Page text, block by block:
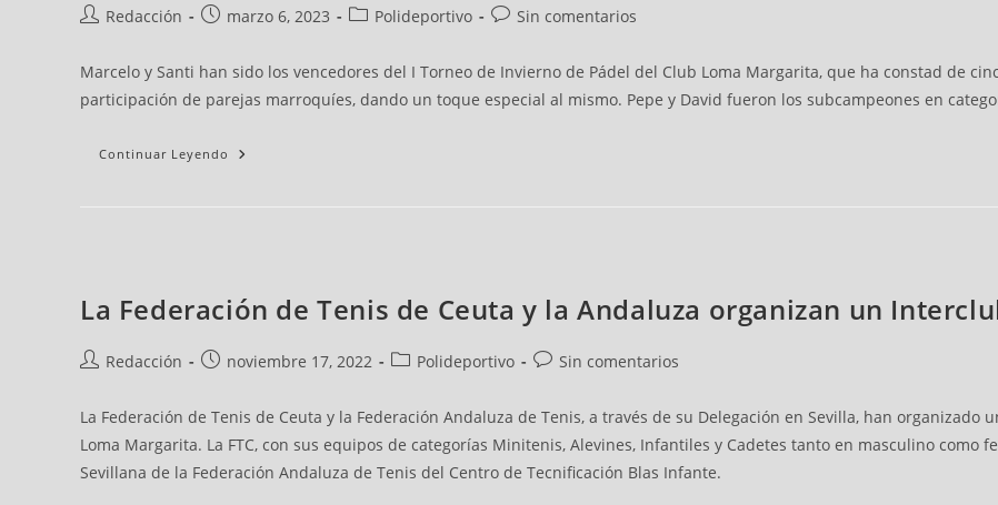
Redacción marzo 6, 2023 Polideportivo Sin comentarios
Marcelo y Santi han sido los vencedores del I Torneo de Invierno de Pádel del Club Loma Margarita, que ha constad de
participación de parejas marroquíes, dando un toque especial al mismo. Pepe y David fueron los subcampeones en
Continuar Leyendo
La Federación de Tenis de Ceuta y la Andaluza organizan un
Redacción noviembre 17, 2022 Polideportivo Sin comentarios
La Federación de Tenis de Ceuta y la Federación Andaluza de Tenis, a través de su Delegación en Sevilla, han organizado
Loma Margarita. La FTC, con sus equipos de categorías Minitenis, Alevines, Infantiles y Cadetes tanto en masculino como
Sevillana de la Federación Andaluza de Tenis del Centro de Tecnificación Blas Infante.